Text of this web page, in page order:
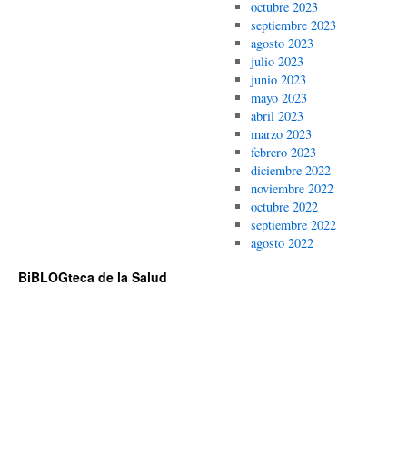
octubre 2023
septiembre 2023
agosto 2023
julio 2023
junio 2023
mayo 2023
abril 2023
marzo 2023
febrero 2023
diciembre 2022
noviembre 2022
octubre 2022
septiembre 2022
agosto 2022
BiBLOGteca de la Salud